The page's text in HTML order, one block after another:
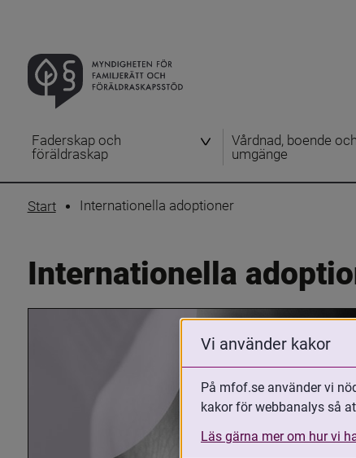
Faderskap och
föräldraskap
Vårdnad, boende och
umgänge
Start Internationella adoptioner
Internationella
Vi använder kakor
På mfof.se använder vi
kakor för webbanalys så
Läs gärna mer om hur vi